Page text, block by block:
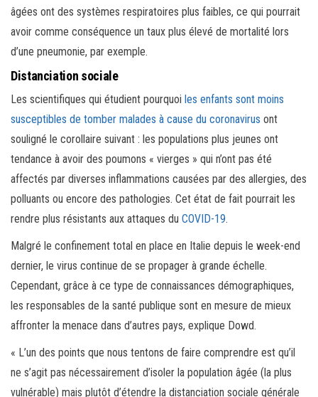
âgées ont des systèmes respiratoires plus faibles, ce qui pourrait
avoir comme conséquence un taux plus élevé de mortalité lors
d’une pneumonie, par exemple.
Distanciation sociale
Les scientifiques qui étudient pourquoi les enfants sont moins
susceptibles de tomber malades à cause du coronavirus ont
souligné le corollaire suivant : les populations plus jeunes ont
tendance à avoir des poumons « vierges » qui n’ont pas été
affectés par diverses inflammations causées par des allergies, des
polluants ou encore des pathologies. Cet état de fait pourrait les
rendre plus résistants aux attaques du COVID-19.
Malgré le confinement total en place en Italie depuis le week-end
dernier, le virus continue de se propager à grande échelle.
Cependant, grâce à ce type de connaissances démographiques,
les responsables de la santé publique sont en mesure de mieux
affronter la menace dans d’autres pays, explique Dowd.
« L’un des points que nous tentons de faire comprendre est qu’il
ne s’agit pas nécessairement d’isoler la population âgée (la plus
vulnérable) mais plutôt d’étendre la distanciation sociale générale